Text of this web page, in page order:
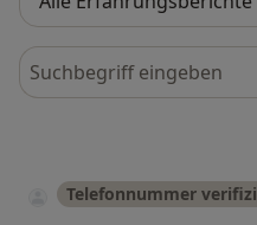
Bewertungen
Telefonnummer